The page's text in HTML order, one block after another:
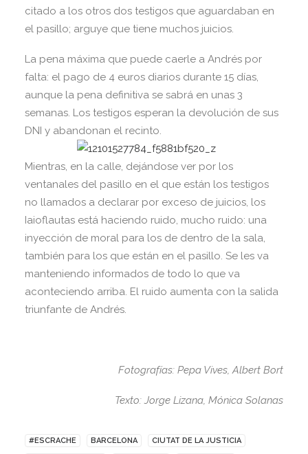
citado a los otros dos testigos que aguardaban en
el pasillo; arguye que tiene muchos juicios.
La pena máxima que puede caerle a Andrés por
falta: el pago de 4 euros diarios durante 15 días,
aunque la pena definitiva se sabrá en unas 3
semanas. Los testigos esperan la devolución de sus
DNI y abandonan el recinto.
Mientras, en la calle, dejándose ver por los
ventanales del pasillo en el que están los testigos
no llamados a declarar por exceso de juicios, los
Iaioflautas está haciendo ruido, mucho ruido: una
inyección de moral para los de dentro de la sala,
también para los que están en el pasillo. Se les va
manteniendo informados de todo lo que va
aconteciendo arriba. El ruido aumenta con la salida
triunfante de Andrés.
Fotografías: Pepa Vives, Albert Bort
Texto: Jorge Lizana, Mónica Solanas
#ESCRACHE BARCELONA CIUTAT DE LA JUSTICIA